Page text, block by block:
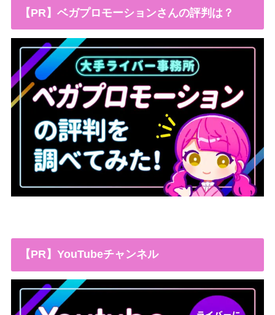
【PR】ベガプロモーションさんの評判は？
【PR】YouTubeチャンネル